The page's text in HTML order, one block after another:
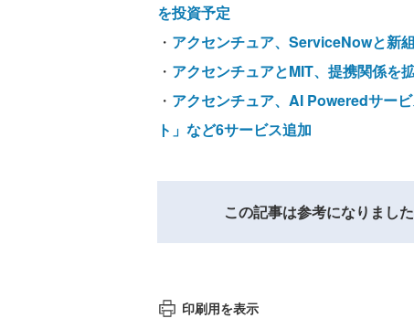
を投資予定
・ アクセンチュア、ServiceNowと新
・ アクセンチュアとMIT、提携関係を
・ アクセンチュア、AI Poweredサー
ト」など6サービス追加
この記事は参考になりまし
印刷用を表示